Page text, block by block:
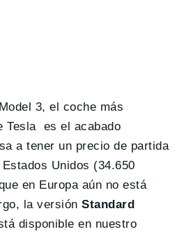
3, el coche más
Tesla es el acabado
a tener un precio de partida
Unidos (34.650
en Europa aún no está
la versión Standard
disponible en nuestro